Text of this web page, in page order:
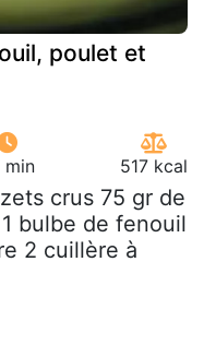
poulet et
min 517 kcal
crus 75 gr de
bulbe de fenouil
2 cuillère à